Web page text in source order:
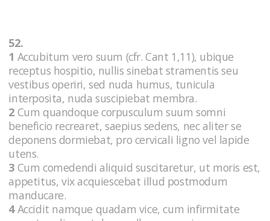
52.
1 Accubitum vero suum (cfr. Cant 1,11), ubique
receptus hospitio, nullis sinebat stramentis seu
vestibus operiri, sed nuda humus, tunicula
interposita, nuda suscipiebat membra.
2 Cum quandoque corpusculum suum somni
beneficio recrearet, saepius sedens, nec aliter se
deponens dormiebat, pro cervicali ligno vel lapide
utens.
3 Cum comedendi aliquid suscitaretur, ut moris est,
appetitus, vix acquiescebat illud postmodum
manducare.
4Accidit namque quadam vice, cum infirmitate